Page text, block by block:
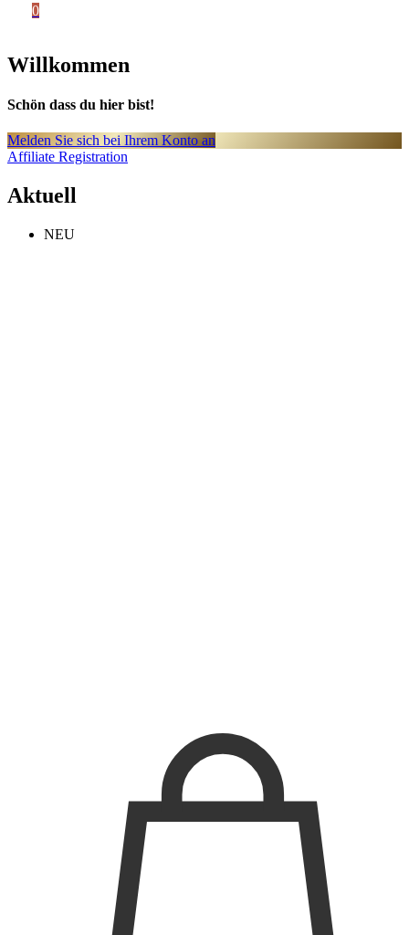
0
Willkommen
Schön dass du hier bist!
Melden Sie sich bei Ihrem Konto an
Affiliate Registration
Aktuell
NEU